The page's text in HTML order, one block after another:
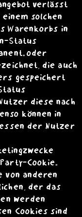
verlässt
solchen
Warenkorbs in
Status
oder
die auch
gespeichert
diese nach
können in
der Nutzer
Cookie“
von anderen
der das
werden
Cookies sind